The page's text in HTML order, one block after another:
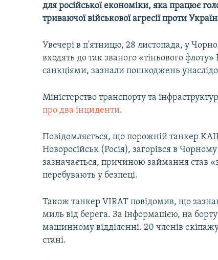
для російської економіки, яка працює
триваючої військової агресії проти
Увечері в п'ятницю, 28 листопада, у
входять до так званого «тіньового
санкціями, зазнали пошкоджень
Міністерство транспорту та
про два інциденти.
Повідомляється, що порожній танкер
Новоросійськ (Росія), загорівся в
зазначається, причиною займання став
перебувають у безпеці.
Також танкер VIRAT повідомив, що
миль від берега. За інформацією, на
машинному відділенні. 20 членів
стані.